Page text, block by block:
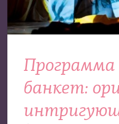
Программа
банкет: